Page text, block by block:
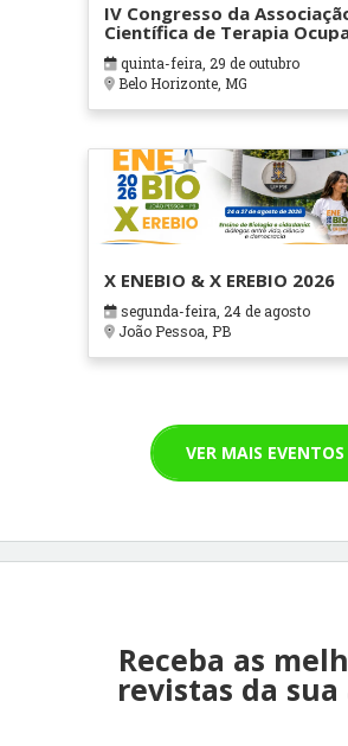
IV Congresso da
Científica de Terapia
em Contextos Hospitalares
Cuidados Paliativos -
quinta-feira, 29 de outubro
Belo Horizonte, MG
X ENEBIO & X EREBIO 2026
segunda-feira, 24 de agosto
João Pessoa, PB
VER MAIS EVENTOS
Receba as
revistas da sua